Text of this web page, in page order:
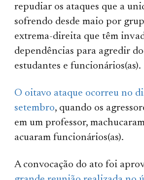
repudiar os ataques que a
sofrendo desde maio por
extrema-direita que têm
dependências para agredir
estudantes e funcionários(as).
O oitavo ataque ocorreu no
setembro, quando os
em um professor,
acuaram funcionários(as).
A convocação do ato foi